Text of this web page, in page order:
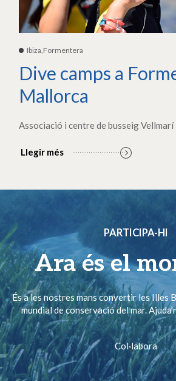
Ibiza,Formentera
Dive camps a
Mallorca
Associació i centre de busseig Vellmarí
Llegir més
PARTICIPA-HI
Ara és el
És a les nostres mans convertir les Illes
mundial de conservació del mar.
Col·labora